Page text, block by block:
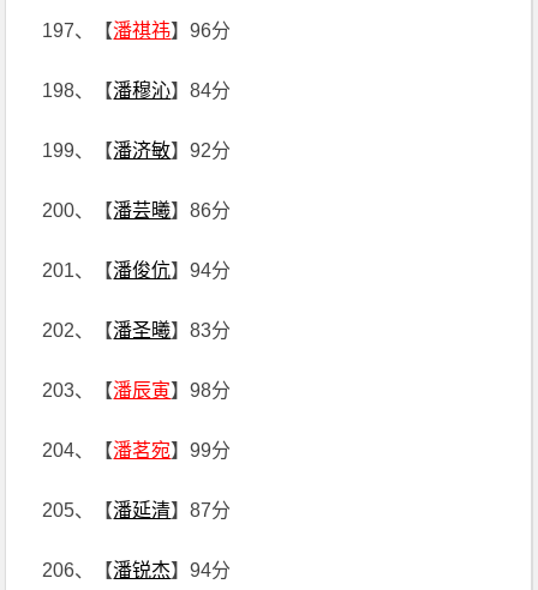
197、【潘祺祎】96分
198、【潘穆沁】84分
199、【潘济敏】92分
200、【潘芸曦】86分
201、【潘俊伉】94分
202、【潘圣曦】83分
203、【潘辰寅】98分
204、【潘茗宛】99分
205、【潘延清】87分
206、【潘锐杰】94分